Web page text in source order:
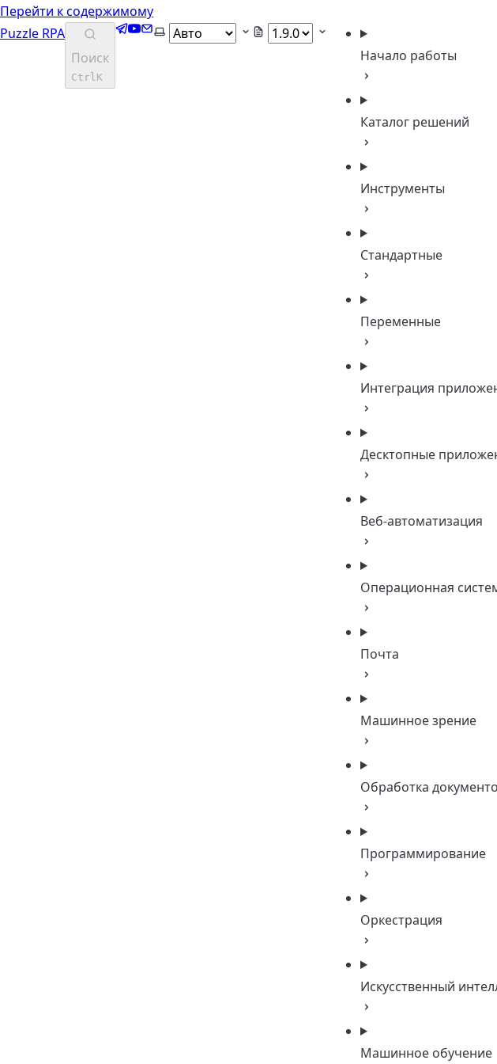
Перейти к содержимому
Puzzle RPA
Поиск
CtrlK
Telegram
YouTube
EmailВыберите тему
Начало работы
Каталог решений
Инструменты
Стандартные
Переменные
Интеграция
Десктопные
Веб-автоматизация
Операционная
Почта
Машинное зрение
Обработка
Программирование
Оркестрация
Искусственный
Машинное обучение